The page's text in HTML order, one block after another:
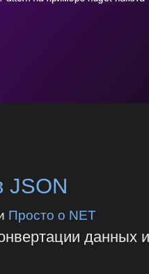
JSON
Просто о NET
данных